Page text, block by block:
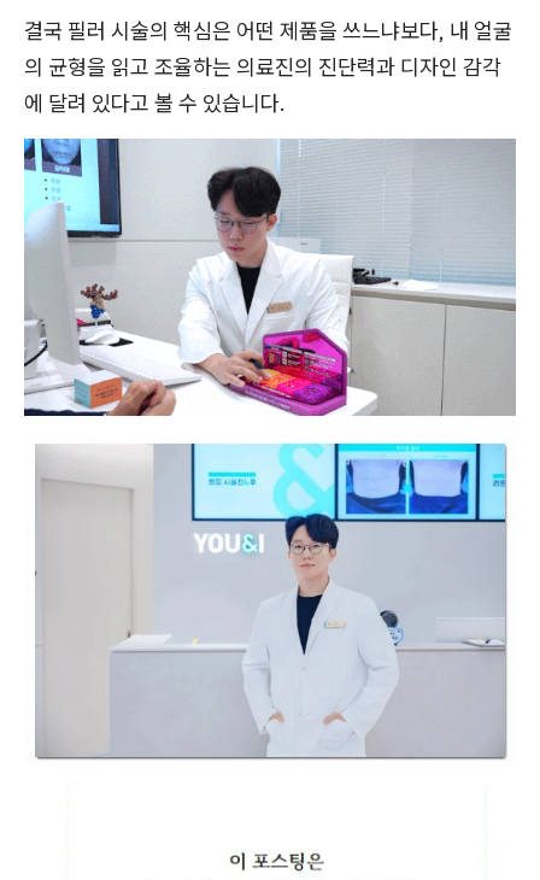
결국 필러 시술의 핵심은 어떤 제품을 쓰느냐보다, 내 얼굴
의 균형을 읽고 조율하는 의료진의 진단력과 디자인 감각
에 달려 있다고 볼 수 있습니다.